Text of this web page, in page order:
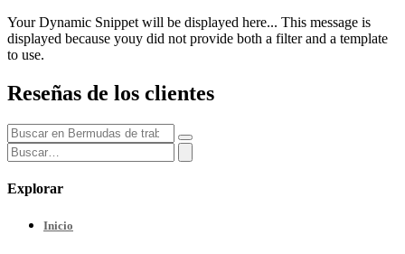
Your Dynamic Snippet will be displayed here... This message is
displayed because youy did not provide both a filter and a template
to use.
Reseñas de los clientes
Explorar
Inicio